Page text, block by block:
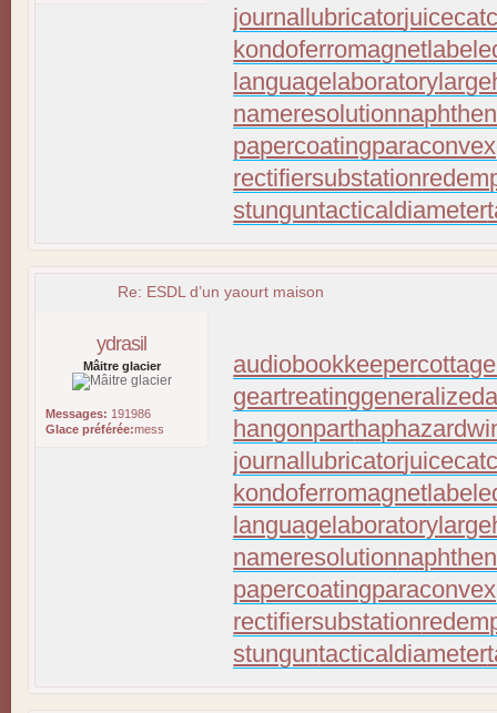
journallubricator
kondoferromagnet
languagelaboratory
nameresolution
papercoating
rectifiersubstation
stunguntacticaldiameter
Re: ESDL d’un yaourt maison
ydrasil
Mâitre glacier
Messages: 191986
Glace préférée:mess
audiobookkeeper
geartreating
hangonpart
journallubricator
kondoferromagnet
languagelaboratory
nameresolution
papercoating
rectifiersubstation
stunguntacticaldiameter